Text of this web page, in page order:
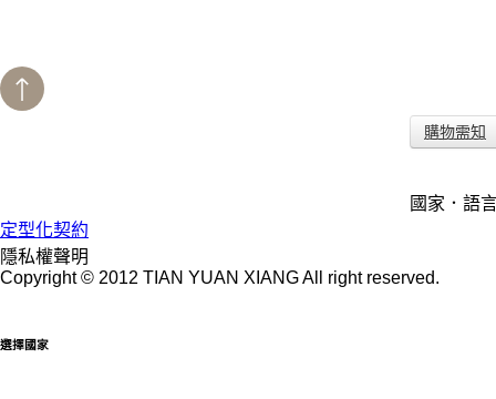
購物需知
國家．語
定型化契約
隱私權聲明
Copyright © 2012 TIAN YUAN XIANG All right reserved.
選擇國家